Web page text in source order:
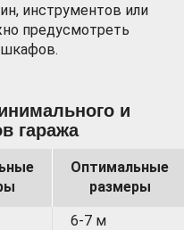
инструментов или
предусмотреть
шкафов.
и
гаража
Оптимальные
размеры
6-7 м